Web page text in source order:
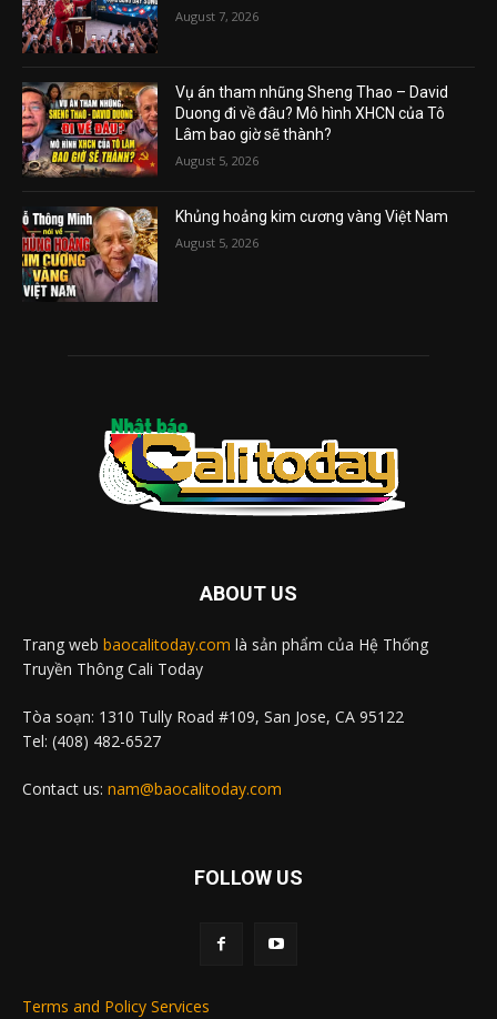
August 7, 2026
Vụ án tham nhũng Sheng Thao – David
Duong đi về đâu? Mô hình XHCN của Tô
Lâm bao giờ sẽ thành?
August 5, 2026
Khủng hoảng kim cương vàng Việt Nam
August 5, 2026
ABOUT US
Trang web baocalitoday.com là sản phẩm của Hệ Thống
Truyền Thông Cali Today
Tòa soạn: 1310 Tully Road #109, San Jose, CA 95122
Tel: (408) 482-6527
Contact us: nam@baocalitoday.com
FOLLOW US
Terms and Policy Services